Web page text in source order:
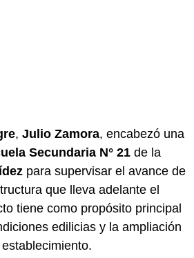
, Julio Zamora, encabezó una
Secundaria N° 21 de la
para supervisar el avance de
que lleva adelante el
tiene como propósito principal
edilicias y la ampliación